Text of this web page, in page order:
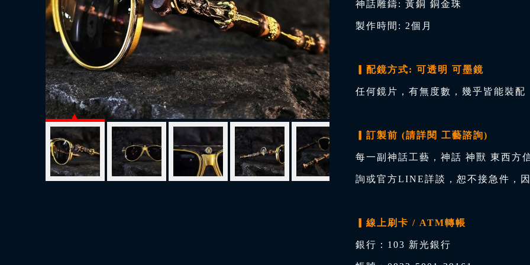
神話雕鑄: 黃銅 銅金珠
製作時間: 2個月
▎配鏡方式: 可透明 可墨鏡
任何鏡片，有無度數，幾乎皆能裝
▎訂製前 (請詳閱 工藝諮詢)
每一副神話工藝，神話 神獸 東西方
詢或官方LINE詳談，恕不接急件，
▎線上刷卡 / ATM轉帳
銀行：103 新光銀行